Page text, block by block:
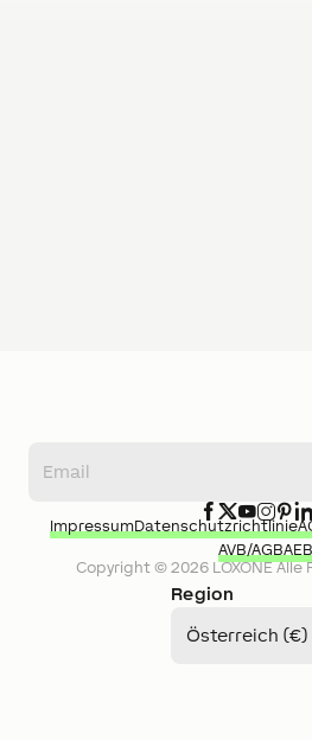
Region
Österreich (€)
Copyright © 2026LOXONEAlle
ImpressumDatenschutzrichtlinie
AVB/AGBAEB